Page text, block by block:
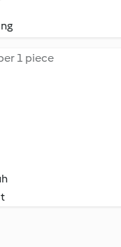
1 piece